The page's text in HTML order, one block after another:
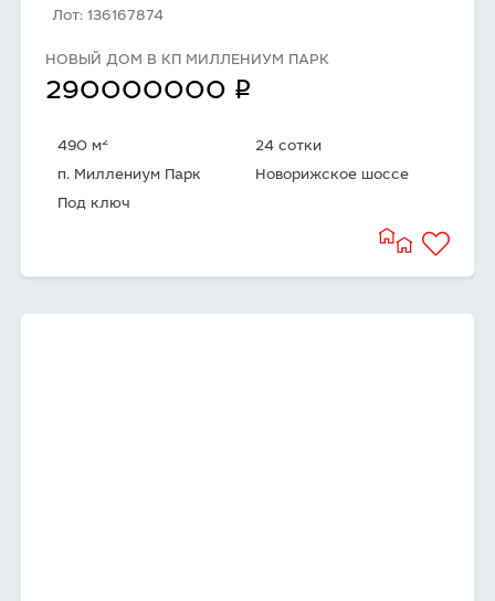
Лот: 136167874
НОВЫЙ ДОМ В КП МИЛЛЕНИУМ ПАРК
290000000 q
490 м2
24 сотки
п. Миллениум Парк
Новорижское шоссе
Под ключ